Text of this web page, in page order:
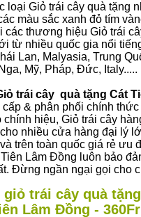
loại Giỏ trái cây quà tặng
màu sắc xanh đỏ tím
các thương hiệu Giỏ trái
từ nhiều quốc gia nổi
Lan, Malyasia, Trung
Mỹ, Pháp, Đức, Italy.....
trái cây quà tặng Cát
cấp & phân phối chính
chính hiệu, Giỏ trái cây
nhiều cửa hàng đại lý
và trên toàn quốc giá rẻ ưu
Lâm Đồng luôn bảo
Đừng ngần ngại gọi cho
giỏ trái cây quà
Lâm Đồng -